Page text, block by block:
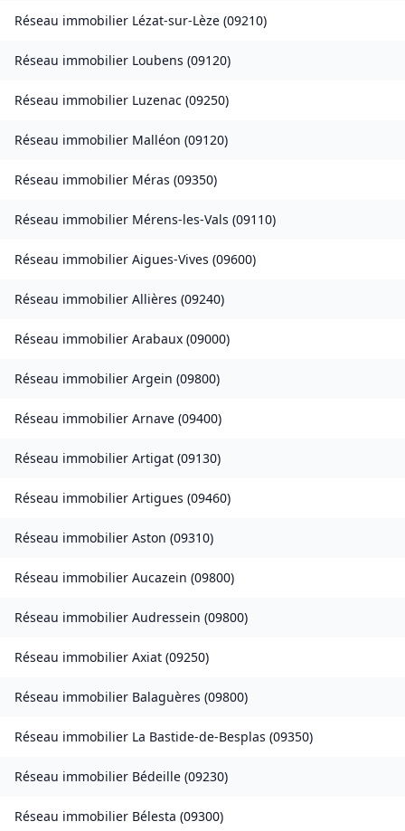
Réseau immobilier Lézat-sur-Lèze (09210)
Réseau immobilier Loubens (09120)
Réseau immobilier Luzenac (09250)
Réseau immobilier Malléon (09120)
Réseau immobilier Méras (09350)
Réseau immobilier Mérens-les-Vals (09110)
Réseau immobilier Aigues-Vives (09600)
Réseau immobilier Allières (09240)
Réseau immobilier Arabaux (09000)
Réseau immobilier Argein (09800)
Réseau immobilier Arnave (09400)
Réseau immobilier Artigat (09130)
Réseau immobilier Artigues (09460)
Réseau immobilier Aston (09310)
Réseau immobilier Aucazein (09800)
Réseau immobilier Audressein (09800)
Réseau immobilier Axiat (09250)
Réseau immobilier Balaguères (09800)
Réseau immobilier La Bastide-de-Besplas (09350)
Réseau immobilier Bédeille (09230)
Réseau immobilier Bélesta (09300)